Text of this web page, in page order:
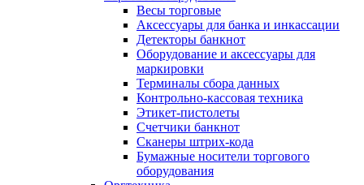
Весы торговые
Аксессуары для банка и инкассации
Детекторы банкнот
Оборудование и аксессуары для
маркировки
Терминалы сбора данных
Контрольно-кассовая техника
Этикет-пистолеты
Счетчики банкнот
Сканеры штрих-кода
Бумажные носители торгового
оборудования